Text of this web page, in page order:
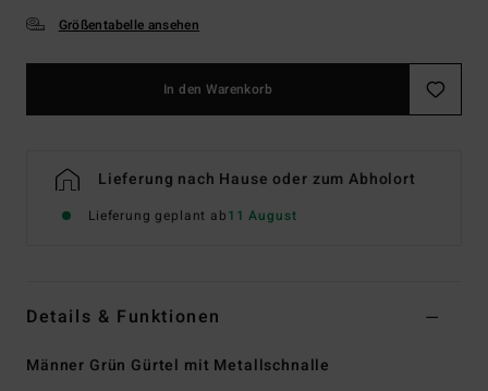
Größentabelle ansehen
In den Warenkorb
Lieferung nach Hause oder zum Abholort
Lieferung geplant ab11 August
Details & Funktionen
Männer Grün Gürtel mit Metallschnalle